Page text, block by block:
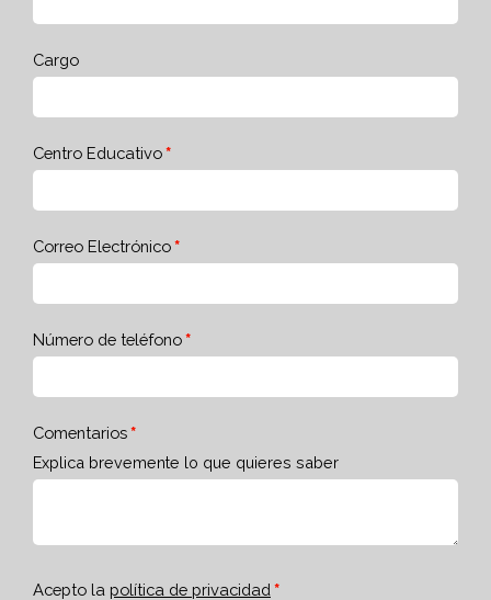
Cargo
Centro Educativo
Correo Electrónico
Número de teléfono
Comentarios
Explica brevemente lo que quieres saber
Acepto la política de privacidad